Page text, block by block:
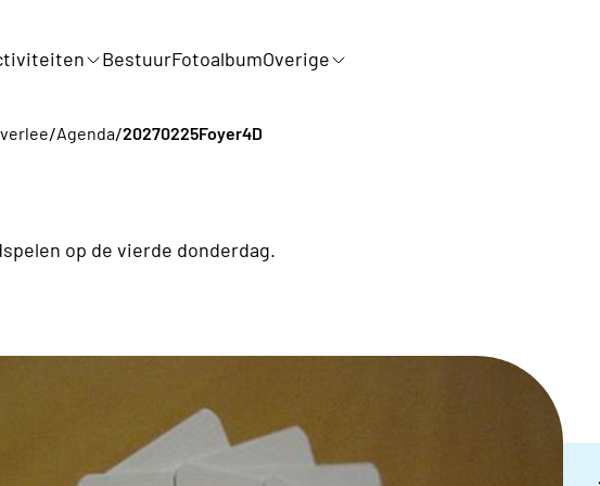
BestuurFotoalbumOverige
/Agenda/20270225Foyer4D
op de vierde donderdag.